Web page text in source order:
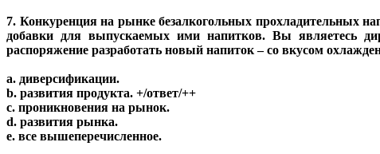
7. Конкуренция на рынке безалкогольных прохладительных
добавки для выпускаемых ими напитков. Вы являетесь
распоряжение разработать новый напиток – со вкусом
a. диверсификации.
b. развития продукта. +/ответ/++
c. проникновения на рынок.
d. развития рынка.
e. все вышеперечисленное.